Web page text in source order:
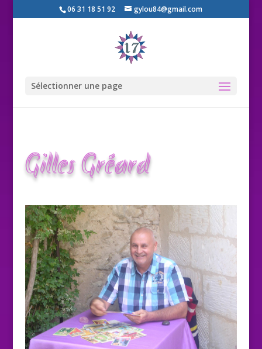
06 31 18 51 92 gylou84@gmail.com
Sélectionner une page
Gilles Gréard